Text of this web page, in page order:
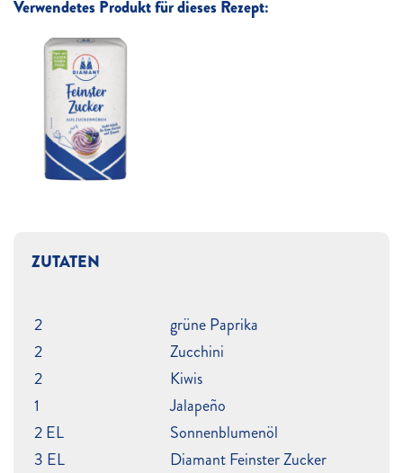
Verwendetes Produkt für dieses Rezept:
ZUTATEN
2
grüne Paprika
2
Zucchini
2
Kiwis
1
Jalapeño
2 EL
Sonnenblumenöl
3 EL
Diamant Feinster Zucker